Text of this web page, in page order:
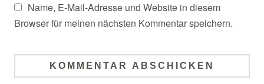
Name, E-Mail-Adresse und Website in diesem
Browser für meinen nächsten Kommentar speichern.